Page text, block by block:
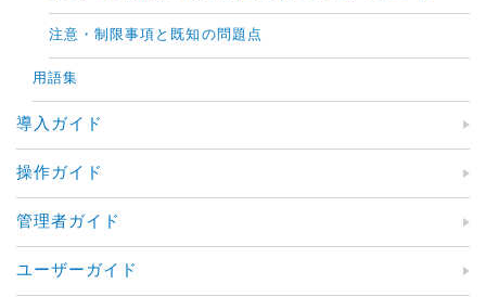
注意・制限事項と既知の問題点
用語集
導入ガイド
操作ガイド
管理者ガイド
ユーザーガイド